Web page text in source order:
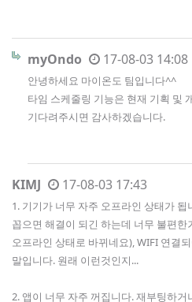
myOndo 17-08-03 14:08
안녕하세요 마이온도 팀입니다^^
타임 스케줄링 기능은 현재 기획 및
기다려주시면 감사하겠습니다.
KIMJ 17-08-03 17:43
1. 기기가 너무 자주 오프라인 상태가
꼽으면 해결이 되긴 하는데 너무 불편
오프라인 상태로 바뀌네요), WIFI 연결
말입니다. 원래 이런것인지...
2. 앱이 너무 자주 꺼집니다. 재부팅하